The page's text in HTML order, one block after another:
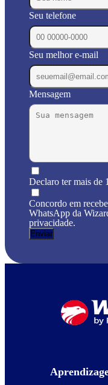
Seu telefone
Seu melhor e-mail
Mensagem
Declaro ter mais de
Concordo em
WhatsApp da
privacidade.